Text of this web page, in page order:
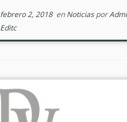
febrero 2, 2018enNoticiaspor
Editc